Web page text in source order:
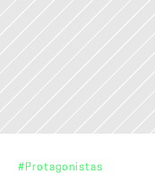
#Protagonistas